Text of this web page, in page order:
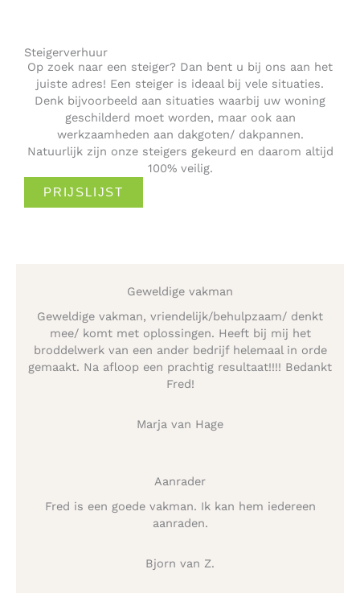
Steigerverhuur
Op zoek naar een steiger? Dan bent u bij ons aan het
juiste adres! Een steiger is ideaal bij vele situaties.
Denk bijvoorbeeld aan situaties waarbij uw woning
geschilderd moet worden, maar ook aan
werkzaamheden aan dakgoten/ dakpannen.
Natuurlijk zijn onze steigers gekeurd en daarom altijd
100% veilig.
PRIJSLIJST
Geweldige vakman
Geweldige vakman, vriendelijk/behulpzaam/ denkt
mee/ komt met oplossingen. Heeft bij mij het
broddelwerk van een ander bedrijf helemaal in orde
gemaakt. Na afloop een prachtig resultaat!!!! Bedankt
Fred!
Marja van Hage
Aanrader
Fred is een goede vakman. Ik kan hem iedereen
aanraden.
Bjorn van Z.